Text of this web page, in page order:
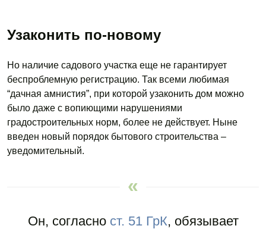
Узаконить по-новому
Но наличие садового участка еще не гарантирует
беспроблемную регистрацию. Так всеми любимая
“дачная амнистия”, при которой узаконить дом можно
было даже с вопиющими нарушениями
градостроительных норм, более не действует. Ныне
введен новый порядок бытового строительства –
уведомительный.
Он, согласно ст. 51 ГрК, обязывает